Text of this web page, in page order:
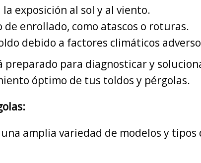
exposición al sol y al viento.
de enrollado, como atascos o roturas.
debido a factores climáticos
para diagnosticar y
óptimo de tus toldos y pérgolas.
amplia variedad de modelos y